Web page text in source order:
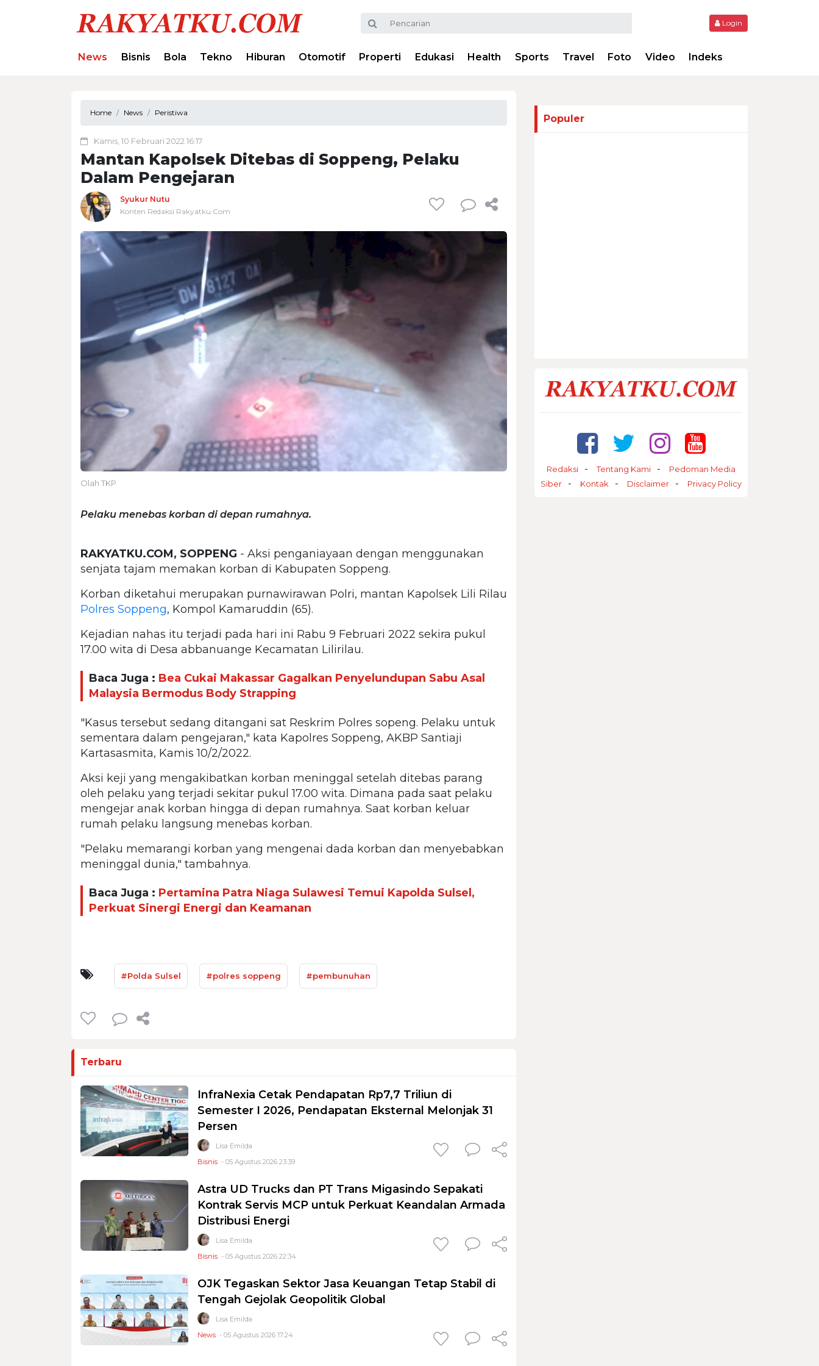
Login
News Bisnis Bola Tekno Hiburan Otomotif Properti Edukasi Health Sports Travel Foto Video Indeks
Home News Peristiwa
Kamis, 10 Februari 2022 16:17
Mantan Kapolsek Ditebas di Soppeng, Pelaku
Dalam Pengejaran
Syukur Nutu
Konten Redaksi Rakyatku.Com
Olah TKP
Pelaku menebas korban di depan rumahnya.
RAKYATKU.COM, SOPPENG - Aksi penganiayaan dengan menggunakan
senjata tajam memakan korban di Kabupaten Soppeng.
Korban diketahui merupakan purnawirawan Polri, mantan Kapolsek Lili Rilau
Polres Soppeng, Kompol Kamaruddin (65).
Kejadian nahas itu terjadi pada hari ini Rabu 9 Februari 2022 sekira pukul
17.00 wita di Desa abbanuange Kecamatan Lilirilau.
Baca Juga : Bea Cukai Makassar Gagalkan Penyelundupan Sabu Asal
Malaysia Bermodus Body Strapping
"Kasus tersebut sedang ditangani sat Reskrim Polres sopeng. Pelaku untuk
sementara dalam pengejaran," kata Kapolres Soppeng, AKBP Santiaji
Kartasasmita, Kamis 10/2/2022.
Aksi keji yang mengakibatkan korban meninggal setelah ditebas parang
oleh pelaku yang terjadi sekitar pukul 17.00 wita. Dimana pada saat pelaku
mengejar anak korban hingga di depan rumahnya. Saat korban keluar
rumah pelaku langsung menebas korban.
"Pelaku memarangi korban yang mengenai dada korban dan menyebabkan
meninggal dunia," tambahnya.
Baca Juga : Pertamina Patra Niaga Sulawesi Temui Kapolda Sulsel,
Perkuat Sinergi Energi dan Keamanan
#Polda Sulsel #polres soppeng #pembunuhan
Terbaru
InfraNexia Cetak Pendapatan Rp7,7 Triliun di
Semester I 2026, Pendapatan Eksternal Melonjak 31
Persen
Lisa Emilda
Bisnis - 05 Agustus 2026 23:39
Astra UD Trucks dan PT Trans Migasindo Sepakati
Kontrak Servis MCP untuk Perkuat Keandalan Armada
Distribusi Energi
Lisa Emilda
Bisnis - 05 Agustus 2026 22:34
OJK Tegaskan Sektor Jasa Keuangan Tetap Stabil di
Tengah Gejolak Geopolitik Global
Lisa Emilda
News - 05 Agustus 2026 17:24
Populer
Redaksi Tentang Kami
Pedoman Media
Siber
Kontak Disclaimer Privacy Policy